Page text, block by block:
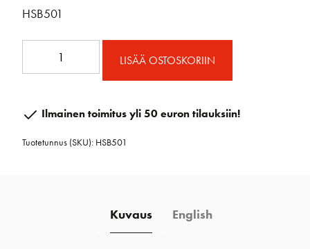
HSB501
PÄÄT,
JA
LISÄÄ OSTOSKORIIN
Ilmainen toimitus yli 50 euron tilauksiin!
Tuotetunnus (SKU): HSB501
Kuvaus English